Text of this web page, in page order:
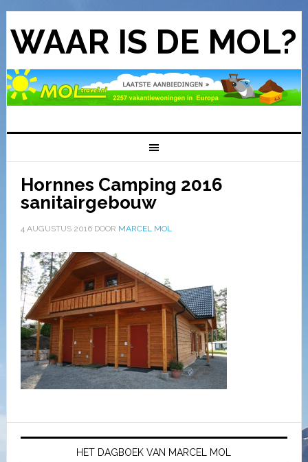
WAAR IS DE MOL?
Hornnes Camping 2016
sanitairgebouw
4 AUGUSTUS 2016DOOR MARCEL MOL
HET DAGBOEK VAN MARCEL MOL